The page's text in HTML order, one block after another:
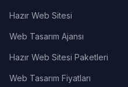
Hazır Web Sitesi
Web Tasarım Ajansı
Hazır Web Sitesi Paketleri
Web Tasarım Fiyatları